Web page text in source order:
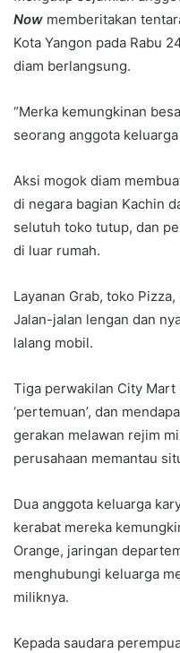
Now memberitakan
Kota Yangon pada Rabu
diam berlangsung.
“Merka kemungkinan
seorang anggota
Aksi mogok diam
di negara bagian Kachin
selutuh toko tutup, dan
di luar rumah.
Layanan Grab, toko
Jalan-jalan lengan dan
lalang mobil.
Tiga perwakilan City
‘pertemuan’, dan
gerakan melawan rejim
perusahaan memantau
Dua anggota keluarga
kerabat mereka
Orange, jaringan
menghubungi keluarga
miliknya.
Kepada saudara